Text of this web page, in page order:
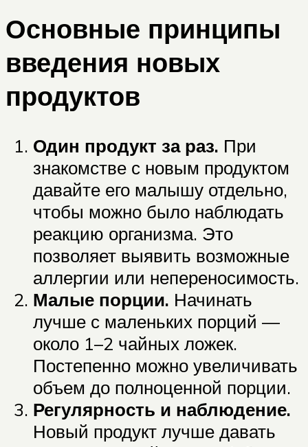
Основные принципы
введения новых
продуктов
Один продукт за раз. При
знакомстве с новым продуктом
давайте его малышу отдельно,
чтобы можно было наблюдать
реакцию организма. Это
позволяет выявить возможные
аллергии или непереносимость.
Малые порции. Начинать
лучше с маленьких порций —
около 1–2 чайных ложек.
Постепенно можно увеличивать
объем до полноценной порции.
Регулярность и наблюдение.
Новый продукт лучше давать